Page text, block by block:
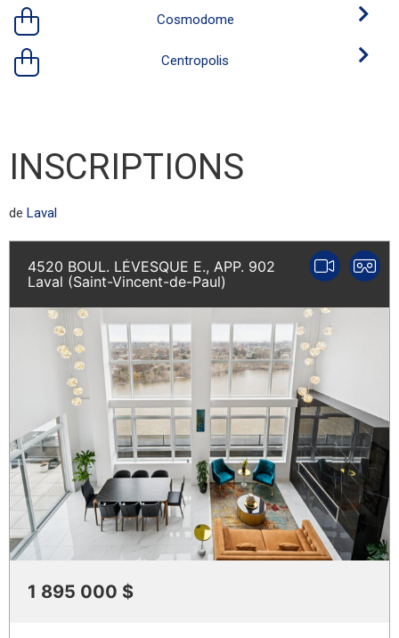
Cosmodome
Centropolis
INSCRIPTIONS
de Laval
4520 BOUL. LÉVESQUE E., APP. 902
Laval (Saint-Vincent-de-Paul)
1 895 000 $